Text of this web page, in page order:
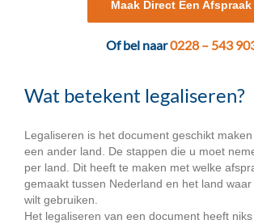
Maak Direct Een Afspraak
Of bel naar0228 – 543
Wat betekent legaliseren?
Legaliseren is het document geschikt
een ander land. De stappen die u moet
per land. Dit heeft te maken met welke
gemaakt tussen Nederland en het land
wilt gebruiken.
Het legaliseren van een document heeft